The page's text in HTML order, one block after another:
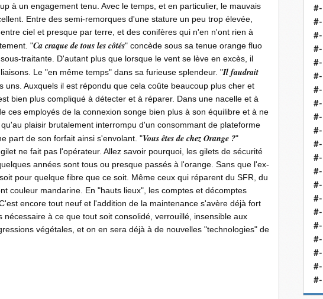
à un engagement tenu. Avec le temps, et en particulier, le mauvais
Entre des semi-remorques d'une stature un peu trop élevée,
ciel et presque par terre, et des conifères qui n'en n'ont rien à
"Ca craque de tous les côtés" concède sous sa tenue orange fluo
traitante. D'autant plus que lorsque le vent se lève en excès, il
Le "en même temps" dans sa furieuse splendeur. "Il faudrait
uns. Auxquels il est répondu que cela coûte beaucoup plus cher et
bien plus compliqué à détecter et à réparer. Dans une nacelle et à
ces employés de la connexion songe bien plus à son équilibre et à ne
plaisir brutalement interrompu d'un consommant de plateforme
part de son forfait ainsi s'envolant. "Vous êtes de chez Orange ?"
ne fait pas l'opérateur. Allez savoir pourquoi, les gilets de sécurité
années sont tous ou presque passés à l'orange. Sans que l'ex-
pour quelque fibre que ce soit. Même ceux qui réparent du SFR, du
couleur mandarine. En "hauts lieux", les comptes et décomptes
encore tout neuf et l'addition de la maintenance s'avère déjà fort
nécessaire à ce que tout soit consolidé, verrouillé, insensible aux
végétales, et on en sera déjà à de nouvelles "technologies" de
#-
#-
#-
#-
#-
#-
#-
#-
#-
#-
#-
#-
#-